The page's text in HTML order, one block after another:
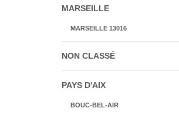
MARSEILLE
MARSEILLE 13016
NON CLASSÉ
PAYS D'AIX
BOUC-BEL-AIR